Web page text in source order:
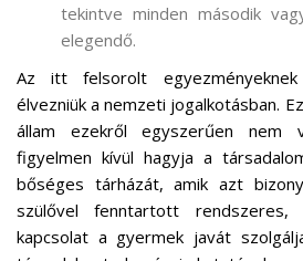
tekintve minden második
elegendő.
Az itt felsorolt
élvezniük a nemzeti jogalkotásban.
állam ezekről egyszerűen nem
figyelmen kívül hagyja a
bőséges tárházát, amik azt
szülővel fenntartott
kapcsolat a gyermek javát